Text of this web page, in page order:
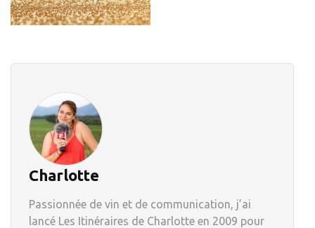
Charlotte
Passionnée de vin et de communication, j’ai
lancé Les Itinéraires de Charlotte en 2009 pour